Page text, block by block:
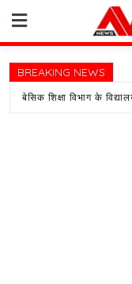
content
BREAKING NEWS